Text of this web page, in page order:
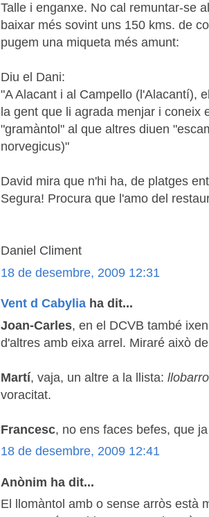
Talle i enganxe. No cal remuntar-se
baixar més sovint uns 150 kms. de
pugem una miqueta més amunt:
Diu el Dani:
"A Alacant i al Campello (l'Alacantí),
la gent que li agrada menjar i coneix
"gramàntol" al que altres diuen
norvegicus)"
David mira que n'hi ha, de platges
Segura! Procura que l'amo del
Daniel Climent
18 de desembre, 2009 12:31
Vent d Cabylia ha dit...
Joan-Carles, en el DCVB també
d'altres amb eixa arrel. Miraré això
Martí, vaja, un altre a la llista: llobarro
voracitat.
Francesc, no ens faces befes, que
18 de desembre, 2009 12:41
Anònim ha dit...
El llomàntol amb o sense arròs està